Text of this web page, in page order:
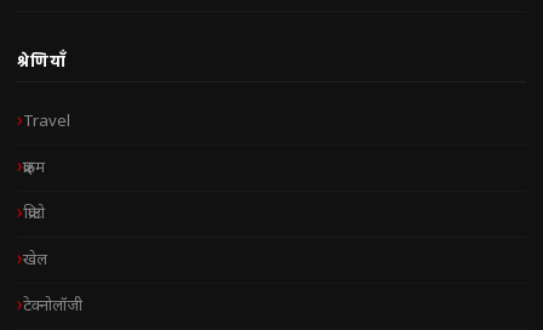
श्रेणियाँ
Travel
क्राइम
क्रिप्टो
खेल
टेक्नोलॉजी